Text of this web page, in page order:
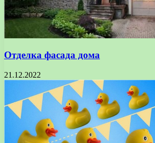
Отделка фасада дома
21.12.2022